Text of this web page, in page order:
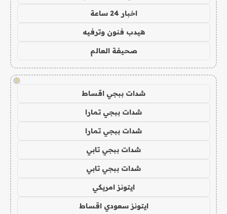
اخبار 24 ساعة
هيدب فنون وترفيه
صحيفة العالم
!
شدات ببجي اقساط
شدات ببجي تمارا
شدات ببجي تمارا
شدات ببجي تابي
شدات ببجي تابي
ايتونز امريكي
ايتونز سعودي اقساط